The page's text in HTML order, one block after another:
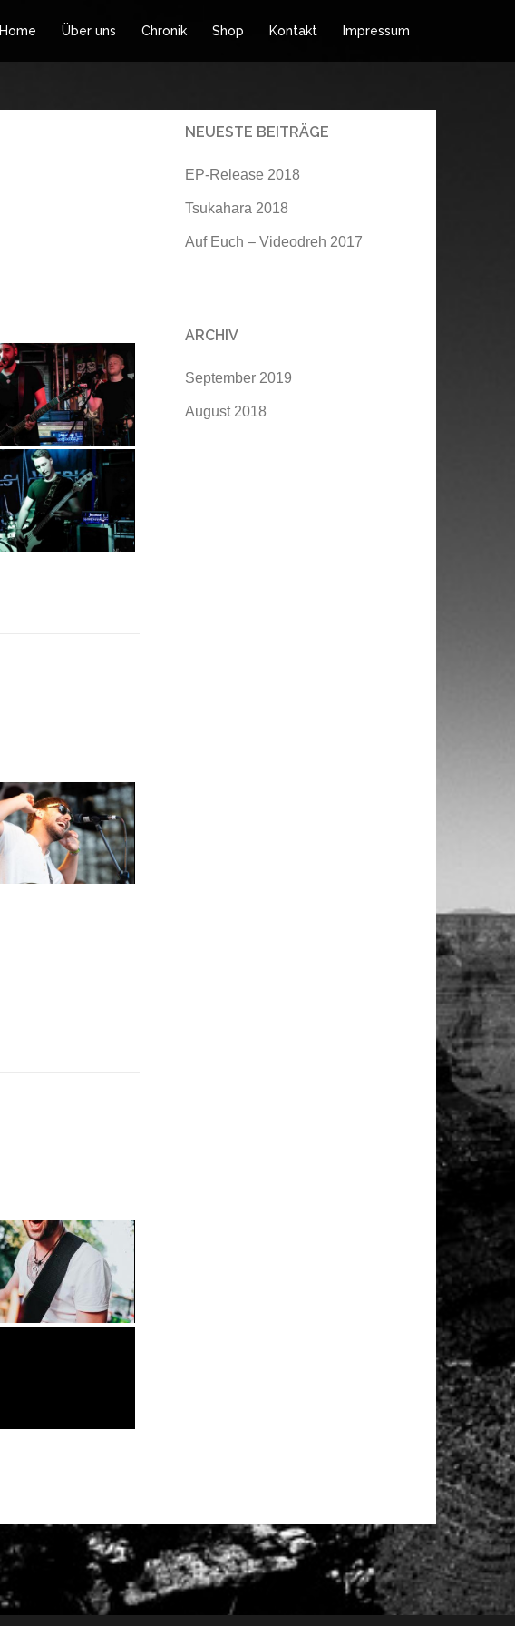
Home Über uns Chronik Shop Kontakt Impressum
NEUESTE BEITRÄGE
EP-Release 2018
Tsukahara 2018
Auf Euch – Videodreh 2017
ARCHIV
September 2019
August 2018